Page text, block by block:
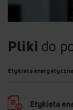
Pliki do
Etykieta energetyczna
Etykieta